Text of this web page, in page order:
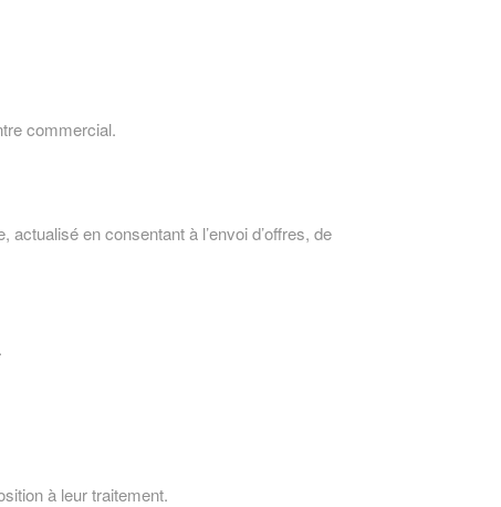
commercial.
en consentant à l’envoi d’offres, de
à leur traitement.